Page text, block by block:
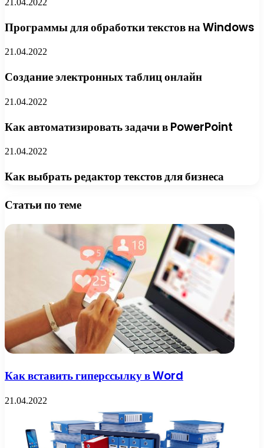
21.04.2022
Программы для обработки текстов на Windows
21.04.2022
Создание электронных таблиц онлайн
21.04.2022
Как автоматизировать задачи в PowerPoint
21.04.2022
Как выбрать редактор текстов для бизнеса
Статьи по теме
Как вставить гиперссылку в Word
21.04.2022